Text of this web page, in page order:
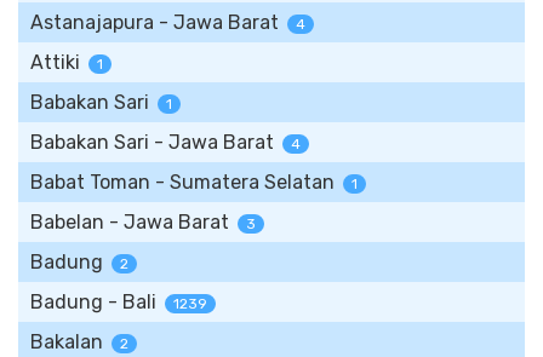
Astanajapura - Jawa Barat 4
Attiki 1
Babakan Sari 1
Babakan Sari - Jawa Barat 4
Babat Toman - Sumatera Selatan 1
Babelan - Jawa Barat 3
Badung 2
Badung - Bali 1239
Bakalan 2